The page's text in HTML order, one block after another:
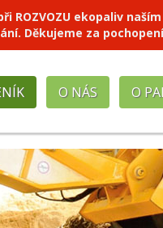
při ROZVOZU ekopaliv
Děkujeme za pochopení.
O NÁS O